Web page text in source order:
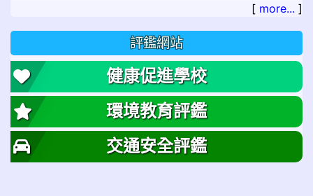
[ more... ]
評鑑網站
健康促進學校
環境教育評鑑
交通安全評鑑